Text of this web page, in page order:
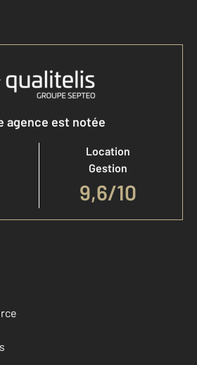
à mon compte
agence est notée
Location
Gestion
9,6/10